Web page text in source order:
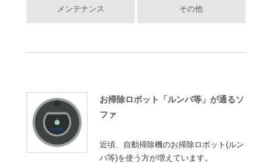
メンテナンス その他
お掃除ロボット「ルンバ等」が通るソ
ファ
近頃、自動掃除機のお掃除ロボット(ルン
バ等)を使う方が増えています。